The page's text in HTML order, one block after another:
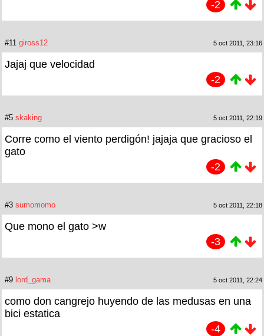
-2
#11 giross12 5 oct 2011, 23:16
Jajaj que velocidad
-2
#5 skaking 5 oct 2011, 22:19
Corre como el viento perdigón! jajaja que gracioso el
gato
-2
#3 sumomomo 5 oct 2011, 22:18
Que mono el gato >w
-3
#9 lord_gama 5 oct 2011, 22:24
como don cangrejo huyendo de las medusas en una
bici estatica
-4